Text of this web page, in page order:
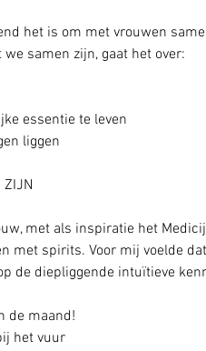
het is om met vrouwen
samen zijn, gaat het over:
essentie te leven
liggen
met als inspiratie het
met spirits. Voor mij voelde
de diepliggende intuïtieve
de maand!
het vuur